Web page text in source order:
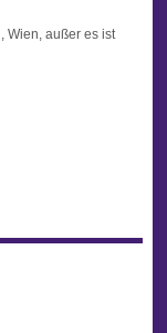
, Wien, außer es ist